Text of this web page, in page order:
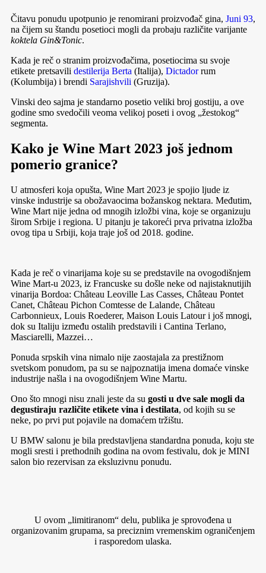
Čitavu ponudu upotpunio je renomirani proizvođač gina, Juni 93,
na čijem su štandu posetioci mogli da probaju različite varijante
koktela Gin&Tonic.
Kada je reč o stranim proizvođačima, posetiocima su svoje
etikete pretsavili destilerija Berta (Italija), Dictadorrum
(Kolumbija) i brendi Sarajishvili (Gruzija).
Vinski deo sajma je standarno posetio veliki broj gostiju, a ove
godine smo svedočili veoma velikoj poseti i ovog „žestokog“
segmenta.
Kako je Wine Mart 2023 još jednom
pomerio granice?
U atmosferi koja opušta, Wine Mart 2023 je spojio ljude iz
vinske industrije sa obožavaocima božanskog nektara. Međutim,
Wine Mart nije jedna od mnogih izložbi vina, koje se organizuju
širom Srbije i regiona. U pitanju je takoreći prva privatna izložba
ovog tipa u Srbiji, koja traje još od 2018. godine.
Kada je reč o vinarijama koje su se predstavile na ovogodišnjem
Wine Mart-u 2023, iz Francuske su došle neke od najistaknutijih
vinarija Bordoa: Château Leoville Las Casses, Château Pontet
Canet, Château Pichon Comtesse de Lalande, Château
Carbonnieux, Louis Roederer, Maison Louis Latour i još mnogi,
dok su Italiju između ostalih predstavili i Cantina Terlano,
Masciarelli, Mazzei…
Ponuda srpskih vina nimalo nije zaostajala za prestižnom
svetskom ponudom, pa su se najpoznatija imena domaće vinske
industrije našla i na ovogodišnjem Wine Martu.
Ono što mnogi nisu znali jeste da su gosti u dve sale mogli da
degustiraju različite etikete vina i destilata, od kojih su se
neke, po prvi put pojavile na domaćem tržištu.
U BMW salonu je bila predstavljena standardna ponuda, koju ste
mogli sresti i prethodnih godina na ovom festivalu, dok je MINI
salon bio rezervisan za eksluzivnu ponudu.
U ovom „limitiranom“ delu, publika je sprovođena u
organizovanim grupama, sa preciznim vremenskim ograničenjem
i rasporedom ulaska.